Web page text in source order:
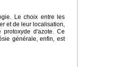
Le choix entre les
et de leur localisation,
d'azote. Ce
générale, enfin, est